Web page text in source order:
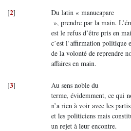
[2]
Du latin « manucapare
», prendre par la main.
est le refus d’être pris en
c’est l’affirmation politique
de la volonté de reprendre
affaires en main.
[3]
Au sens noble du
terme, évidemment, ce qui
n’a rien à voir avec les
et les politiciens mais
un rejet à leur encontre.